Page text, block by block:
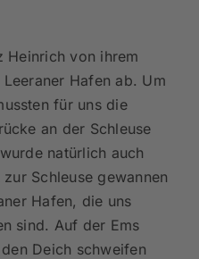
Heinrich von ihrem
Hafen ab. Um
für uns die
an der Schleuse
natürlich auch
Schleuse gewannen
Hafen, die uns
sind. Auf der Ems
Deich schweifen